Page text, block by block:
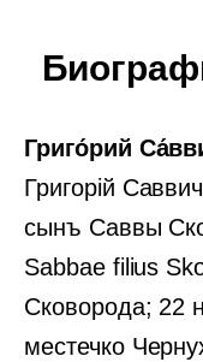
Григо́рий
Григорій
сынъ Саввы
Sabbae filius
Сковорода; 22
местечко